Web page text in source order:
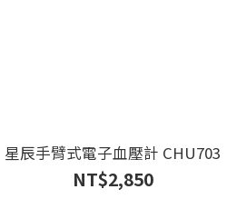
星辰手臂式電子血壓計 CHU703
NT$2,850